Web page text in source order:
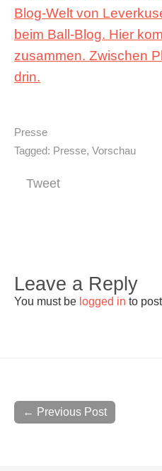
Blog-Welt von
beim Ball-Blog. Hier
zusammen. Zwischen
drin.
Presse
Tagged: Presse, Vorschau
Tweet
Leave a Reply
You must be logged in to
← Previous Post